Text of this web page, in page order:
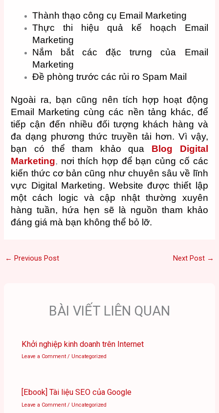
Thành thạo công cụ Email Marketing
Thực thi hiệu quả kế hoạch Email
Marketing
Nắm bắt các đặc trưng của Email
Marketing
Đề phòng trước các rủi ro Spam Mail
Ngoài ra, bạn cũng nên tích hợp hoạt động
Email Marketing cùng các nền tảng khác, để
tiếp cận đến nhiều đối tượng khách hàng và
đa dạng phương thức truyền tải hơn. Vì vậy,
bạn có thể tham khảo qua Blog Digital
Marketing, nơi thích hợp để bạn củng cố các
kiến thức cơ bản cũng như chuyên sâu về lĩnh
vực Digital Marketing. Website được thiết lập
một cách logic và cập nhật thường xuyên
hàng tuần, hứa hẹn sẽ là nguồn tham khảo
đáng giá mà bạn không thể bỏ lỡ.
← Previous Post Next Post →
BÀI VIẾT LIÊN QUAN
Khởi nghiệp kinh doanh trên Internet
Leave a Comment / Uncategorized
[Ebook] Tài liệu SEO của Google
Leave a Comment / Uncategorized